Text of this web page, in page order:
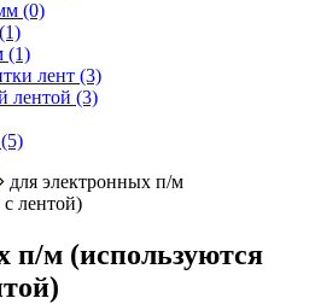
(0)
(1)
(1)
лент (3)
лентой (3)
(5)
для электронных п/м
лентой)
п/м (используются